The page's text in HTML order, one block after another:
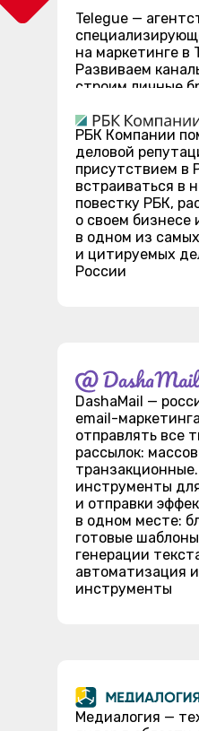
Telegue —
на маркетинге в
Развиваем
строим личные
блоги, которые
РБК Компании
деловой
присутствием в
встраиваться в
повестку РБК,
о своем бизнесе
в одном из
и цитируемых
России
DashaMail —
email-
отправлять все
рассылок:
инструменты
и отправки
в одном месте:
готовые
генерации
автоматизация
инструменты
Медиалогия —